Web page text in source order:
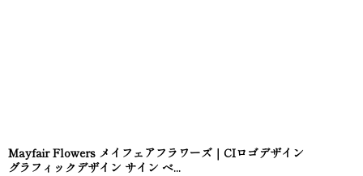
Mayfair Flowers メイフェアフラワーズ｜CIロゴデザイン
グラフィックデザイン サイン ベ...